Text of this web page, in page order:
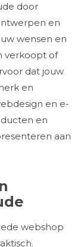
door
en
wensen en
verkoopt of
dat jouw
en
en e-
en
aan
webshop